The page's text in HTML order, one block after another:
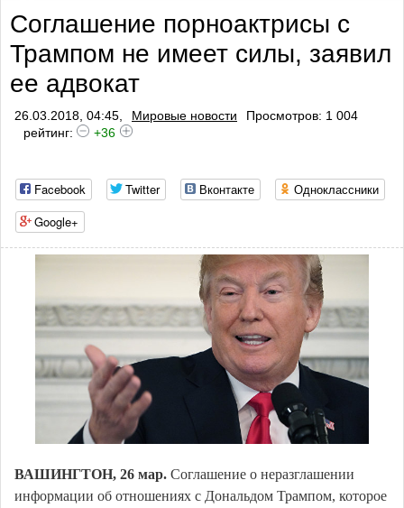
Соглашение порноактрисы с
Трампом не имеет силы, заявил
ее адвокат
26.03.2018, 04:45, Мировые новости
Просмотров: 1 004
рейтинг:
+36
Facebook Twitter Вконтакте
Одноклассники
Google+
ВАШИНГТОН, 26 мар. Соглашение о неразглашении
информации об отношениях с Дональдом Трампом, которое